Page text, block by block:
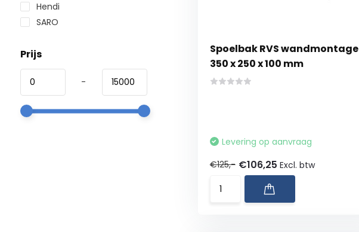
Hendi
SARO
Prijs
-
Spoelbak RVS wandmontage
350 x 250 x 100 mm
Levering op aanvraag
€125,- €106,25 Excl. btw